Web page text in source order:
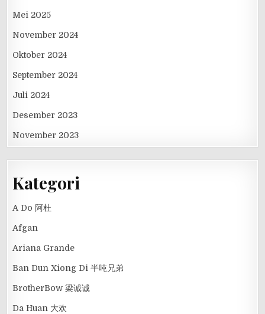
Mei 2025
November 2024
Oktober 2024
September 2024
Juli 2024
Desember 2023
November 2023
Kategori
A Do 阿杜
Afgan
Ariana Grande
Ban Dun Xiong Di 半吨兄弟
BrotherBow 梁诚诚
Da Huan 大欢